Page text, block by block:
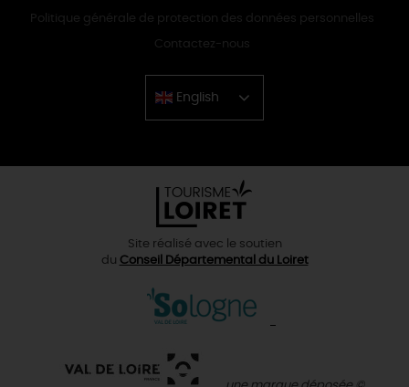
Politique générale de protection des données personnelles
Contactez-nous
English
Chinese
Site réalisé avec le soutien
du Conseil Départemental du Loiret